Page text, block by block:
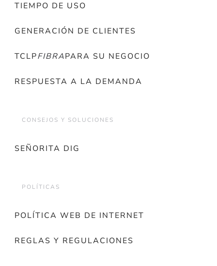
TIEMPO DE USO
GENERACIÓN DE CLIENTES
TCLPFIBRAPARA SU NEGOCIO
RESPUESTA A LA DEMANDA
CONSEJOS Y SOLUCIONES
SEÑORITA DIG
POLÍTICAS
POLÍTICA WEB DE INTERNET
REGLAS Y REGULACIONES